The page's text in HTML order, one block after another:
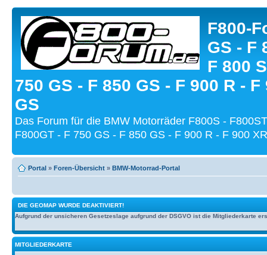
F800-
GS - F
F 800
750 GS - F 850 GS - F 900 R - F
GS
Das Forum für die BMW Motorräder F800S -
F800GT - F 750 GS - F 850 GS - F 900 R - F 900
Portal » Foren-Übersicht » BMW-Motorrad-Portal
DIE GEOMAP WURDE DEAKTIVIERT!
Aufgrund der unsicheren Gesetzeslage aufgrund der DSGVO ist die Mitgliederkarte
MITGLIEDERKARTE